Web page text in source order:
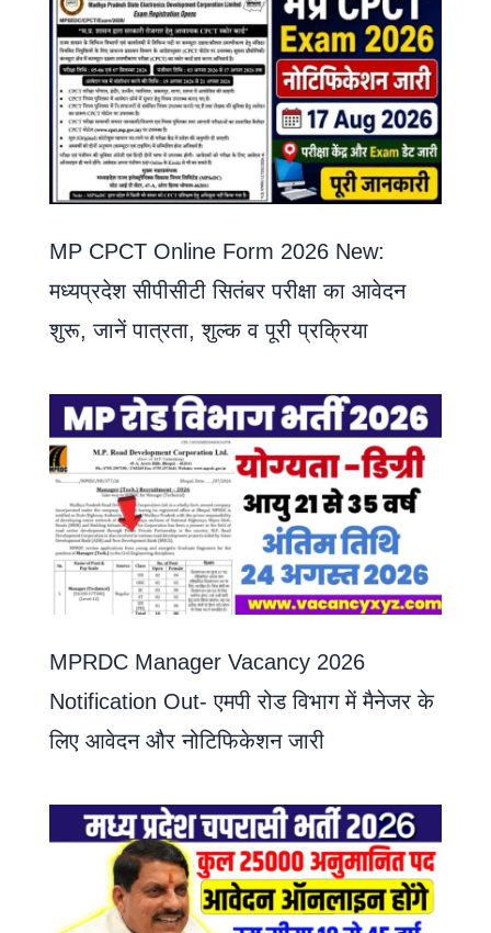
MP CPCT Online Form 2026 New:
मध्यप्रदेश सीपीसीटी सितंबर परीक्षा का आवेदन
शुरू, जानें पात्रता, शुल्क व पूरी प्रक्रिया
MPRDC Manager Vacancy 2026
Notification Out- एमपी रोड विभाग में मैनेजर के
लिए आवेदन और नोटिफिकेशन जारी